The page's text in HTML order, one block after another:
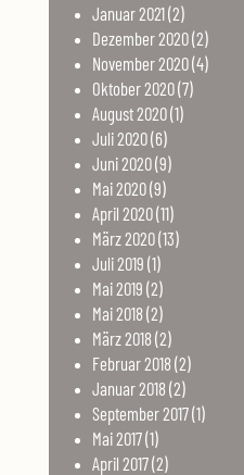
Januar2021(2)
Dezember2020(2)
November2020(4)
Oktober2020(7)
August2020(1)
Juli2020(6)
Juni2020(9)
Mai2020(9)
April 2020(11)
März2020(13)
Juli2019 (1)
Mai2019 (2)
Mai2018 (2)
März2018 (2)
Februar2018 (2)
Januar2018 (2)
September2017(1)
Mai2017(1)
April 2017(2)